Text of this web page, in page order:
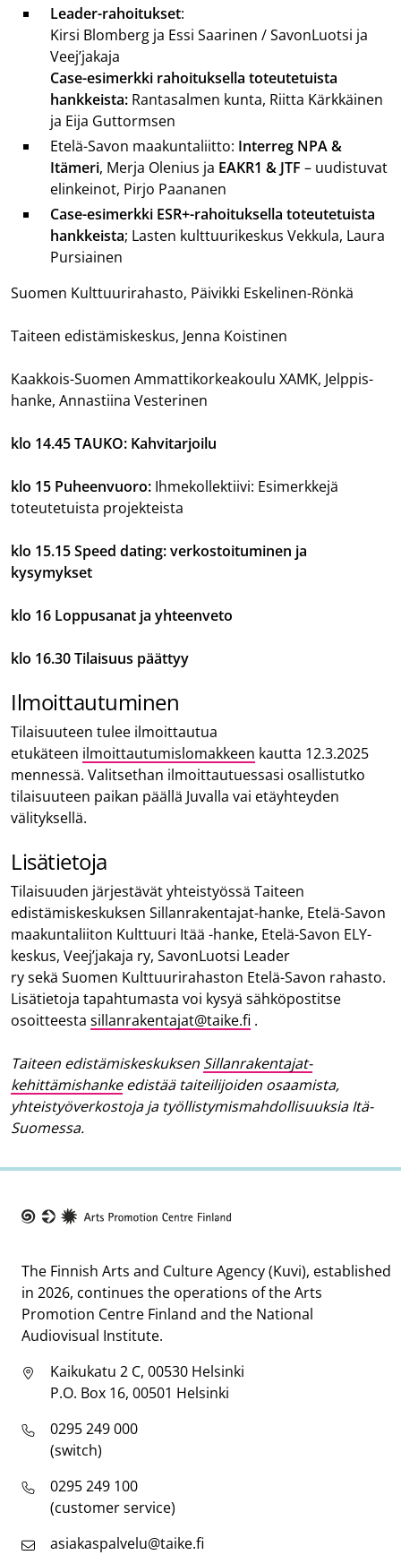
Leader-rahoitukset:
Kirsi Blomberg ja Essi Saarinen / SavonLuotsi ja
Veej’jakaja
Case-esimerkki rahoituksella toteutetuista
hankkeista: Rantasalmen kunta, Riitta Kärkkäinen
ja Eija Guttormsen
Etelä-Savon maakuntaliitto: Interreg NPA &
Itämeri, Merja Olenius ja EAKR1 & JTF – uudistuvat
elinkeinot, Pirjo Paananen
Case-esimerkki ESR+-rahoituksella toteutetuista
hankkeista; Lasten kulttuurikeskus Vekkula, Laura
Pursiainen
Suomen Kulttuurirahasto, Päivikki Eskelinen-Rönkä
Taiteen edistämiskeskus, Jenna Koistinen
Kaakkois-Suomen Ammattikorkeakoulu XAMK, Jelppis-
hanke, Annastiina Vesterinen
klo 14.45 TAUKO: Kahvitarjoilu
klo 15 Puheenvuoro: Ihmekollektiivi: Esimerkkejä
toteutetuista projekteista
klo 15.15 Speed dating: verkostoituminen ja
kysymykset
klo 16 Loppusanat ja yhteenveto
klo 16.30Tilaisuus päättyy
Ilmoittautuminen
Tilaisuuteen tulee ilmoittautua
etukäteen ilmoittautumislomakkeen kautta 12.3.2025
mennessä. Valitsethan ilmoittautuessasi osallistutko
tilaisuuteen paikan päällä Juvalla vai etäyhteyden
välityksellä.
Lisätietoja
Tilaisuuden järjestävät yhteistyössä Taiteen
edistämiskeskuksen Sillanrakentajat-hanke, Etelä-Savon
maakuntaliiton Kulttuuri Itää -hanke, Etelä-Savon ELY-
keskus, Veej’jakaja ry, SavonLuotsi Leader
ry sekä Suomen Kulttuurirahaston Etelä-Savon rahasto.
Lisätietoja tapahtumasta voi kysyä sähköpostitse
osoitteesta sillanrakentajat@taike.fi .
Taiteen edistämiskeskuksen Sillanrakentajat-
kehittämishankeedistää taiteilijoiden osaamista,
yhteistyöverkostoja ja työllistymismahdollisuuksia Itä-
Suomessa.
The Finnish Arts and Culture Agency (Kuvi), established
in 2026, continues the operations of the Arts
Promotion Centre Finland and the National
Audiovisual Institute.
Kaikukatu 2 C, 00530 Helsinki
P.O. Box 16, 00501 Helsinki
0295 249 000
(switch)
0295 249 100
(customer service)
asiakaspalvelu@taike.fi